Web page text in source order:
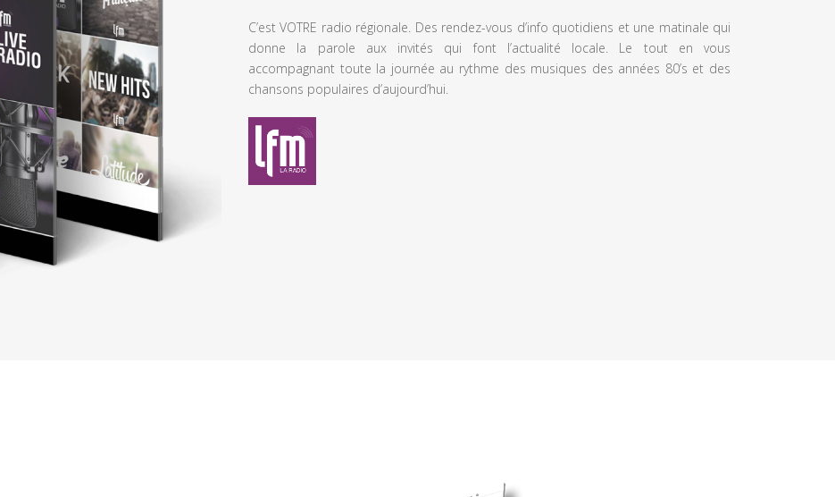
C’est VOTRE radio régionale. Des rendez-vous d’info quotidiens et une matinale qui
donne la parole aux invités qui font l’actualité locale. Le tout en vous
accompagnant toute la journée au rythme des musiques des années 80’s et des
chansons populaires d’aujourd’hui.